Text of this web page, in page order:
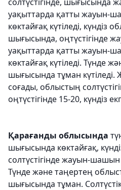
уақыттарда қатты жауын-
көктайғақ күтіледі, күндіз
шығысында, оңтүстігінде
уақыттарда қатты жауын-
көктайғақ күтіледі. Түнде
шығысында тұман күтіледі.
соғады, облыстың
оңтүстігінде 15-20, күндіз
Қарағанды облысында
шығысында көктайғақ,
солтүстігінде жауын-
Түнде және таңертең
шығысында тұман.